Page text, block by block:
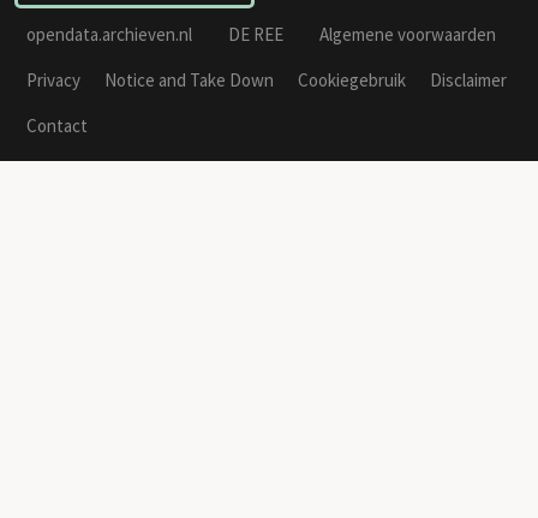
opendata.archieven.nl DE REE
Algemene voorwaarden
Privacy
Notice and Take Down Cookiegebruik
Disclaimer
Contact